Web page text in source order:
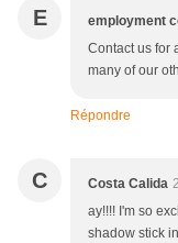
E employment
Contact us for
many of our
Répondre
C Costa Calida
ay!!!! I'm so
shadow stick